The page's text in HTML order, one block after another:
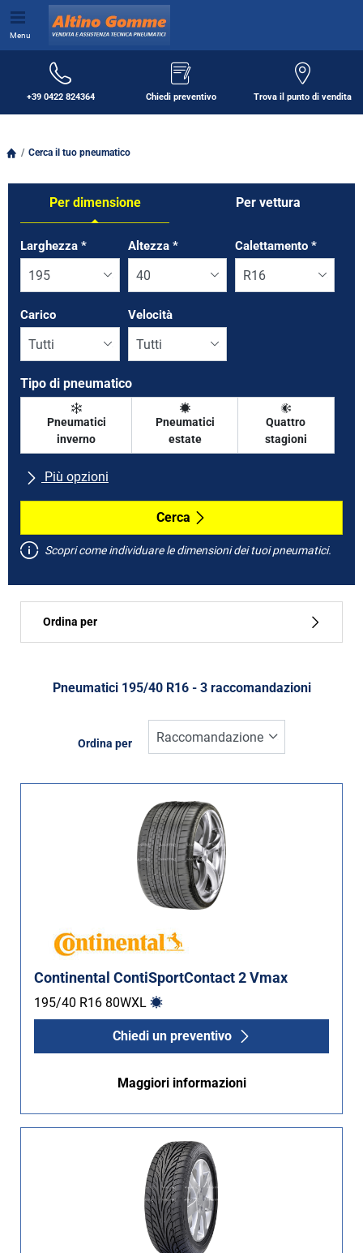
Menu
+39 0422 824364 Chiedi preventivo Trova il punto di vendita
Cerca il tuo pneumatico
Per dimensione Per vettura
Tab updated: Per dimensione
Larghezza * Altezza * Calettamento*
Carico Velocità
Tipo di pneumatico
Pneumatici
inverno
Pneumatici
estate
Quattro
stagioni
Più opzioni
Tutte le marche
Tipo di vettura
Run flat
Cerca
Scopri come individuare le dimensioni dei tuoi pneumatici.
Ordina per
Tipo di pneumatico
Inverno (0)
4X4 (0)
Furgone (0)
Camper (0)
Run flat
Runflat (0)
Non Run flat (3)
Pneumatici ‎195/40 R16 - 3 raccomandazioni
Ordina per
Continental ContiSportContact 2 Vmax
195/40 R16 80WXL
Chiedi un preventivo
Maggiori informazioni